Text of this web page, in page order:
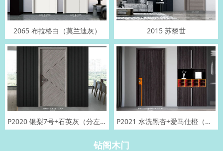
2065 布拉格白（莫兰迪灰） 2015 苏黎世
P2020 银梨7号+石英灰（分左右） P2021 水洗黑杏+爱马仕橙（分左右）
钻阁木门